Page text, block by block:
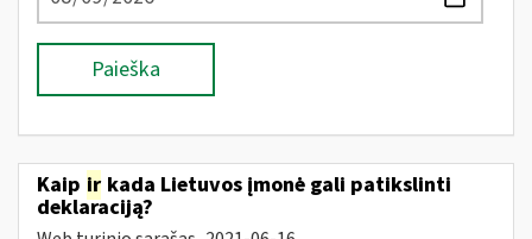
Paieška
Kaip ir kada Lietuvos įmonė gali patikslinti
deklaraciją?